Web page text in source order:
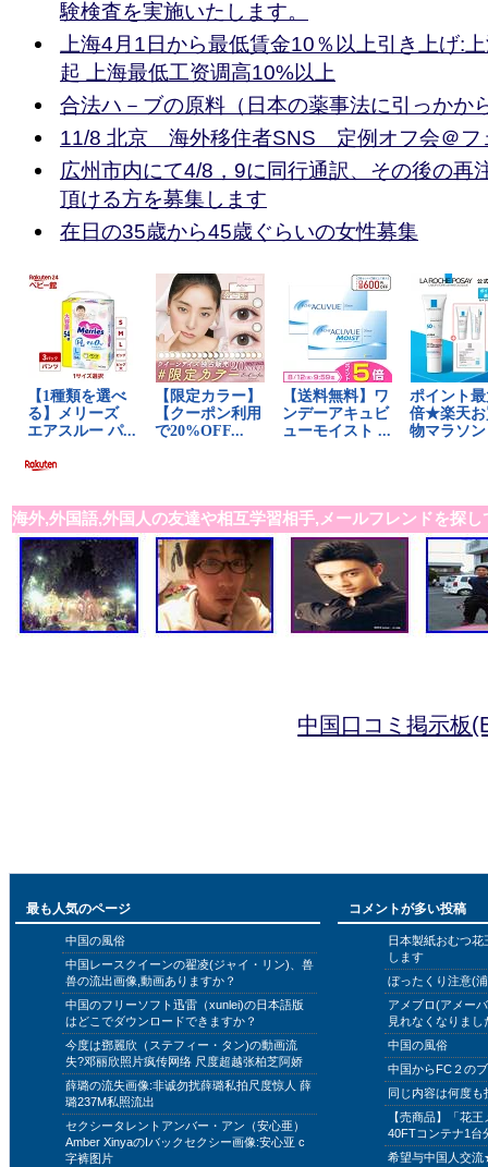
験検査を実施いたします。
上海4月1日から最低賃金10％以上引き上げ:
起 上海最低工资调高10%以上
合法ハ－ブの原料（日本の薬事法に引っかか
11/8 北京 海外移住者SNS 定例オフ会＠フ
広州市内にて4/8，9に同行通訳、その後の再
頂ける方を募集します
在日の35歳から45歳ぐらいの女性募集
海外,外国語,外国人の友達や相互学習相手,メールフレンドを探し
中国口コミ掲示板
最も人気のページ
中国の風俗
中国レースクイーンの翟凌(ジャイ・リン)、兽
兽の流出画像,動画ありますか？
中国のフリーソフト迅雷（xunlei)の日本語版
はどこでダウンロードできますか？
今度は鄧麗欣（ステフィー・タン)の動画流
失?邓丽欣照片疯传网络 尺度超越张柏芝阿娇
薛璐の流失画像:非诚勿扰薛璐私拍尺度惊人 薛
璐237M私照流出
セクシータレントアンバー・アン（安心亜）
Amber XinyaのIバックセクシー画像:安心亚 c
字裤图片
コメントが多い投稿
日本製紙おむつ
します
ぼったくり注意(
アメブロ(アメー
見れなくなりまし
中国の風俗
中国からFC２の
同じ内容は何度
【売商品】「花
40FTコンテナ1台
希望与中国人交